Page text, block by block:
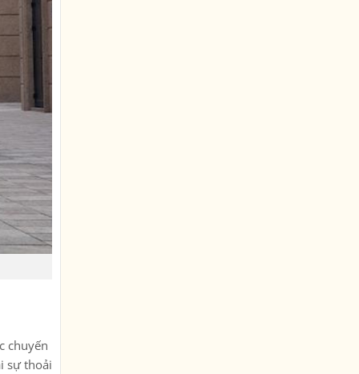
chuyến
sự thoải